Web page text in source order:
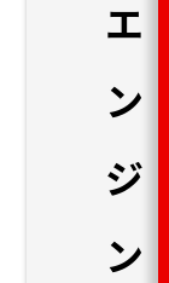
エ
ン
ジ
ン